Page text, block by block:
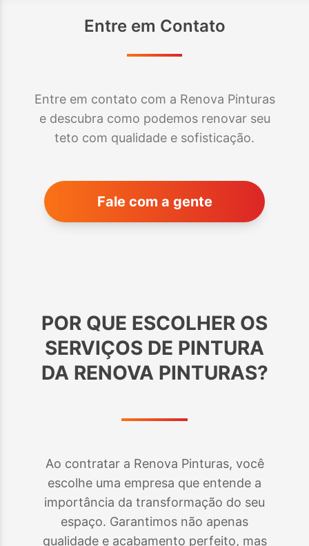
Entre em Contato
Entre em contato com a Renova Pinturas
e descubra como podemos renovar seu
teto com qualidade e sofisticação.
Fale com a gente
POR QUE ESCOLHER OS
SERVIÇOS DE PINTURA
DA RENOVA PINTURAS?
Ao contratar a Renova Pinturas, você
escolhe uma empresa que entende a
importância da transformação do seu
espaço. Garantimos não apenas
qualidade e acabamento perfeito, mas